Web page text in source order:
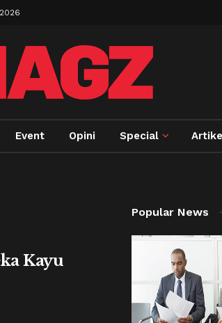
Event Opini Special
Kayu
Popular News